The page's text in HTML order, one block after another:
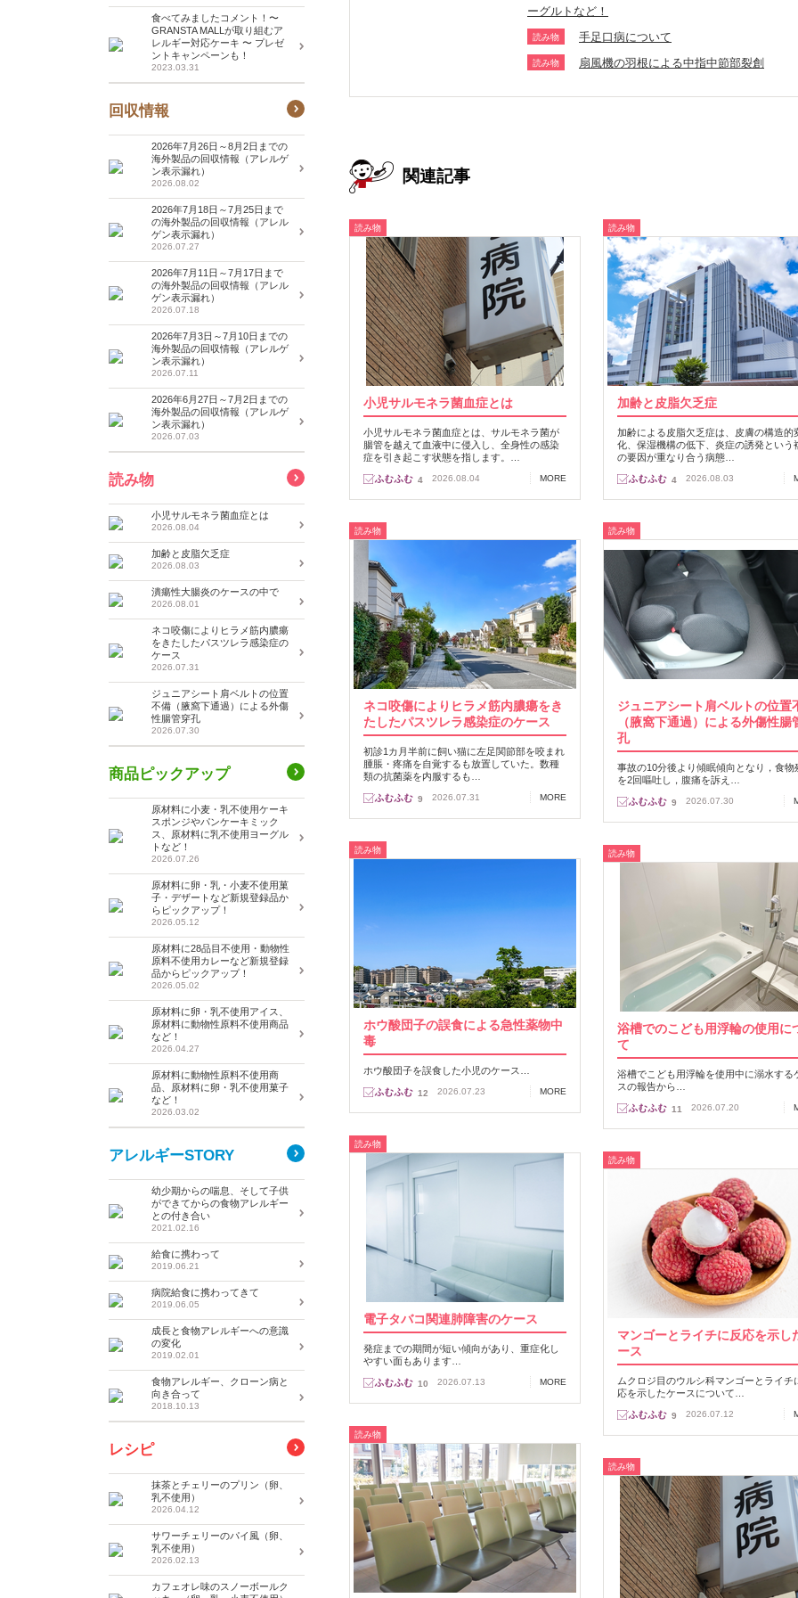
ーグルトなど！
読み物 手足口病について
読み物 扇風機の羽根による中指中節部裂創
関連記事
読み物
小児サルモネラ菌血症とは
小児サルモネラ菌血症とは、サルモネラ菌が
腸管を越えて血液中に侵入し、全身性の感染
症を引き起こす状態を指します。…
4 2026.08.04 MORE
読み物
加齢と皮脂欠乏症
加齢による皮脂欠乏症は、皮膚の構造的
化、保湿機構の低下、炎症の誘発という
の要因が重なり合う病態…
4 2026.08.03
読み物
ネコ咬傷によりヒラメ筋内膿瘍をき
たしたパスツレラ感染症のケース
初診1カ月半前に飼い猫に左足関節部を咬まれ
腫脹・疼痛を自覚するも放置していた。数種
類の抗菌薬を内服するも…
9 2026.07.31 MORE
読み物
ジュニアシート肩ベルトの位置
（腋窩下通過）による外傷性腸
孔
事故の10分後より傾眠傾向となり，食物
を2回嘔吐し，腹痛を訴え…
9 2026.07.30
読み物
ホウ酸団子の誤食による急性薬物中
毒
ホウ酸団子を誤食した小児のケース…
12 2026.07.23 MORE
読み物
浴槽でのこども用浮輪の使用に
て
浴槽でこども用浮輪を使用中に溺水する
スの報告から…
11 2026.07.20
読み物
電子タバコ関連肺障害のケース
発症までの期間が短い傾向があり、重症化し
やすい面もあります…
10 2026.07.13 MORE
読み物
マンゴーとライチに反応を示し
ース
ムクロジ目のウルシ科マンゴーとライチ
応を示したケースについて…
9 2026.07.12
読み物
読み物
食べてみましたコメント！〜
GRANSTA MALLが取り組むア
レルギー対応ケーキ 〜 プレゼ
ントキャンペーンも！
2023.03.31
回収情報
2026年7月26日～8月2日までの
海外製品の回収情報（アレルゲ
ン表示漏れ）
2026.08.02
2026年7月18日～7月25日まで
の海外製品の回収情報（アレル
ゲン表示漏れ）
2026.07.27
2026年7月11日～7月17日まで
の海外製品の回収情報（アレル
ゲン表示漏れ）
2026.07.18
2026年7月3日～7月10日までの
海外製品の回収情報（アレルゲ
ン表示漏れ）
2026.07.11
2026年6月27日～7月2日までの
海外製品の回収情報（アレルゲ
ン表示漏れ）
2026.07.03
読み物
小児サルモネラ菌血症とは
2026.08.04
加齢と皮脂欠乏症
2026.08.03
潰瘍性大腸炎のケースの中で
2026.08.01
ネコ咬傷によりヒラメ筋内膿瘍
をきたしたパスツレラ感染症の
ケース
2026.07.31
ジュニアシート肩ベルトの位置
不備（腋窩下通過）による外傷
性腸管穿孔
2026.07.30
商品ピックアップ
原材料に小麦・乳不使用ケーキ
スポンジやパンケーキミック
ス、原材料に乳不使用ヨーグル
トなど！
2026.07.26
原材料に卵・乳・小麦不使用菓
子・デザートなど新規登録品か
らピックアップ！
2026.05.12
原材料に28品目不使用・動物性
原料不使用カレーなど新規登録
品からピックアップ！
2026.05.02
原材料に卵・乳不使用アイス、
原材料に動物性原料不使用商品
など！
2026.04.27
原材料に動物性原料不使用商
品、原材料に卵・乳不使用菓子
など！
2026.03.02
アレルギーSTORY
幼少期からの喘息、そして子供
ができてからの食物アレルギー
との付き合い
2021.02.16
給食に携わって
2019.06.21
病院給食に携わってきて
2019.06.05
成長と食物アレルギーへの意識
の変化
2019.02.01
食物アレルギー、クローン病と
向き合って
2018.10.13
レシピ
抹茶とチェリーのプリン（卵、
乳不使用）
2026.04.12
サワーチェリーのパイ風（卵、
乳不使用）
2026.02.13
カフェオレ味のスノーボールク